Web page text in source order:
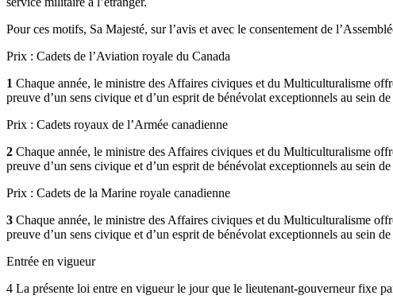
Pour ces motifs, Sa Majesté, sur l’avis et avec le consentement de
Prix : Cadets de l’Aviation royale du Canada
1 Chaque année, le ministre des Affaires civiques et du Multiculturalisme
preuve d’un sens civique et d’un esprit de bénévolat exceptionnels au sein
Prix : Cadets royaux de l’Armée canadienne
2 Chaque année, le ministre des Affaires civiques et du Multiculturalisme
preuve d’un sens civique et d’un esprit de bénévolat exceptionnels au sein
Prix : Cadets de la Marine royale canadienne
3 Chaque année, le ministre des Affaires civiques et du Multiculturalisme
preuve d’un sens civique et d’un esprit de bénévolat exceptionnels au sein
Entrée en vigueur
4 La présente loi entre en vigueur le jour que le lieutenant-gouverneur fixe